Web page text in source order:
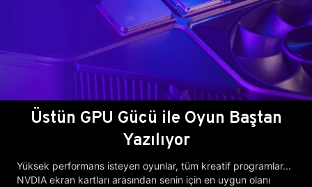
Üstün GPU Gücü ile Oyun Baştan
Yazılıyor
Yüksek performans isteyen oyunlar, tüm kreatif programlar...
NVDIA ekran kartları arasından senin için en uygun olanı